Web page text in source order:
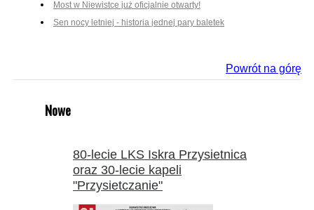
Most w Niewistce już oficjalnie otwarty!
Sen nocy letniej - historia jednej pary baletek
Powrót na górę
Nowe
80-lecie LKS Iskra Przysietnica
oraz 30-lecie kapeli
"Przysietczanie"